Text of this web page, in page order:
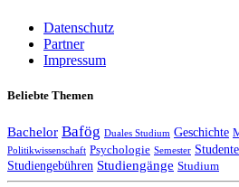
Datenschutz
Partner
Impressum
Beliebte Themen
Bachelor Bafög Duales Studium Geschichte
Politikwissenschaft Psychologie Semester
Studiengebühren Studiengänge Studium